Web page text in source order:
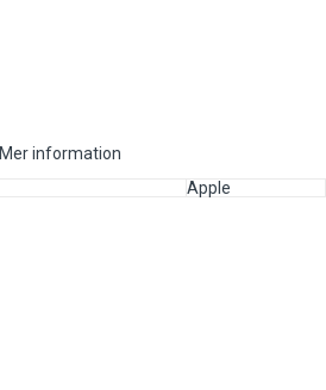
Mer information
Apple